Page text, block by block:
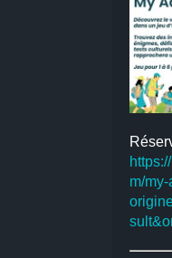
m/